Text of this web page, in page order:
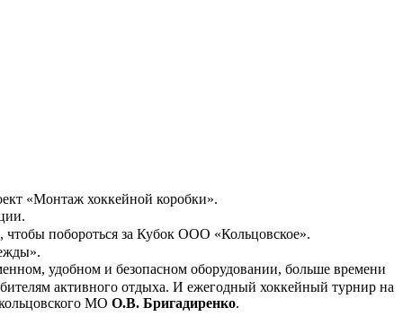
«Монтаж хоккейной коробки».
чтобы побороться за Кубок ООО «Кольцовское».
удобном и безопасном оборудовании, больше времени
активного отдыха. И ежегодный хоккейный турнир на
МО О.В. Бригадиренко.